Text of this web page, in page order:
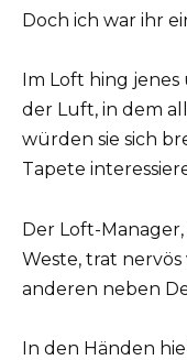
Doch ich war ihr
Im Loft hing
der Luft, in dem
würden sie sich
Tapete
Der Loft-
Weste, trat
anderen neben
In den Händen